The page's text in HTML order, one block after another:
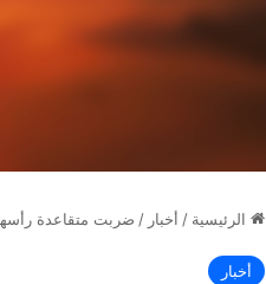
الرئيسية / أخبار / ضربت متقاعدة
أخبار